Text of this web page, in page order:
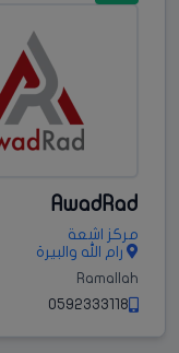
AwadRad
مركز اشعة
رام الله والبيرة
Ramallah
0592333118